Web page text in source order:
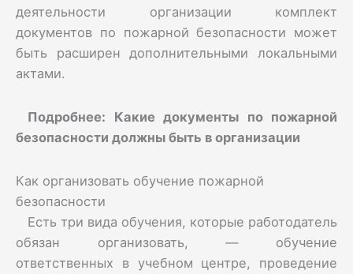
деятельности организации комплект
документов по пожарной безопасности может
быть расширен дополнительными локальными
актами.
Подробнее: Какие документы по пожарной
безопасности должны быть в организации
Как организовать обучение пожарной
безопасности
Есть три вида обучения, которые работодатель
обязан организовать, — обучение
ответственных в учебном центре, проведение